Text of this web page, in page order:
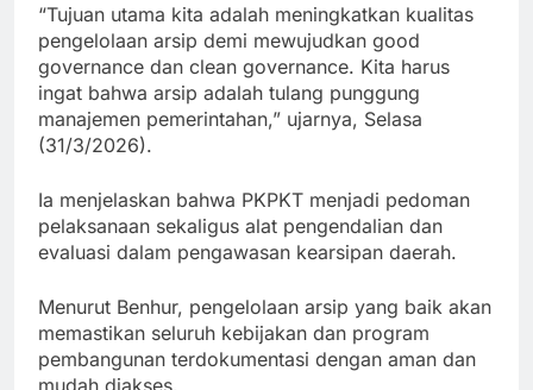
“Tujuan utama kita adalah meningkatkan kualitas
pengelolaan arsip demi mewujudkan good
governance dan clean governance. Kita harus
ingat bahwa arsip adalah tulang punggung
manajemen pemerintahan,” ujarnya, Selasa
(31/3/2026).
Ia menjelaskan bahwa PKPKT menjadi pedoman
pelaksanaan sekaligus alat pengendalian dan
evaluasi dalam pengawasan kearsipan daerah.
Menurut Benhur, pengelolaan arsip yang baik akan
memastikan seluruh kebijakan dan program
pembangunan terdokumentasi dengan aman dan
mudah diakses.